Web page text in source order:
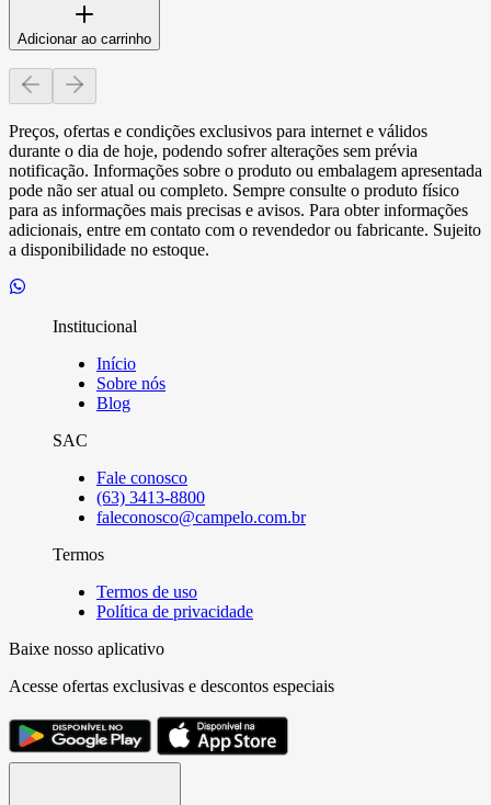
Adicionar ao carrinho
Preços, ofertas e condições exclusivos para internet e válidos
durante o dia de hoje, podendo sofrer alterações sem prévia
notificação. Informações sobre o produto ou embalagem apresentada
pode não ser atual ou completo. Sempre consulte o produto físico
para as informações mais precisas e avisos. Para obter informações
adicionais, entre em contato com o revendedor ou fabricante. Sujeito
a disponibilidade no estoque.
Institucional
Início
Sobre nós
Blog
SAC
Fale conosco
(63) 3413-8800
faleconosco@campelo.com.br
Termos
Termos de uso
Política de privacidade
Baixe nosso aplicativo
Acesse ofertas exclusivas e descontos especiais